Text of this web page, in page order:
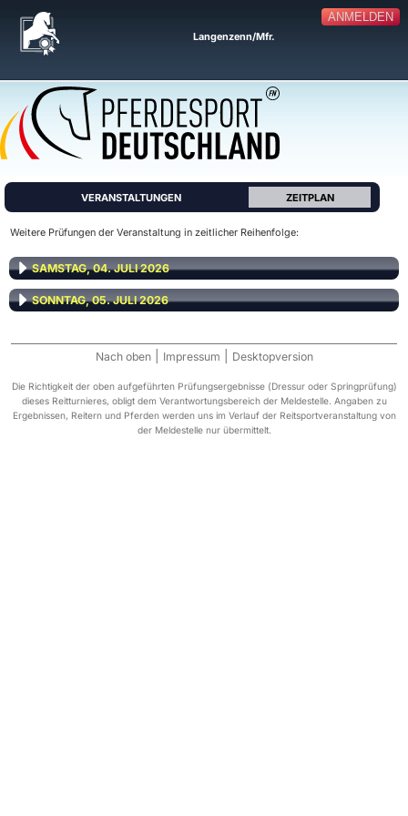
ANMELDEN
Langenzenn/Mfr.
VERANSTALTUNGEN ZEITPLAN
Weitere Prüfungen der Veranstaltung in zeitlicher Reihenfolge:
SAMSTAG, 04. JULI 2026
SONNTAG, 05. JULI 2026
Nach oben Impressum Desktopversion
Die Richtigkeit der oben aufgeführten Prüfungsergebnisse (Dressur oder Springprüfung)
dieses Reitturnieres, obligt dem Verantwortungsbereich der Meldestelle. Angaben zu
Ergebnissen, Reitern und Pferden werden uns im Verlauf der Reitsportveranstaltung von
der Meldestelle nur übermittelt.